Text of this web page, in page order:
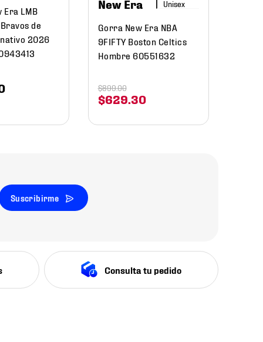
Era LMB
de
2026
New Era
Gorra New Era NBA
9FIFTY Boston Celtics
Hombre 60551632
$629.30
$899.00
Suscribirme
Consulta tu pedido